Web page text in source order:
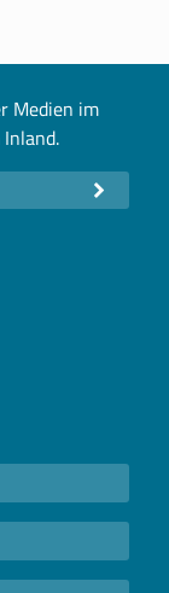
Medien im